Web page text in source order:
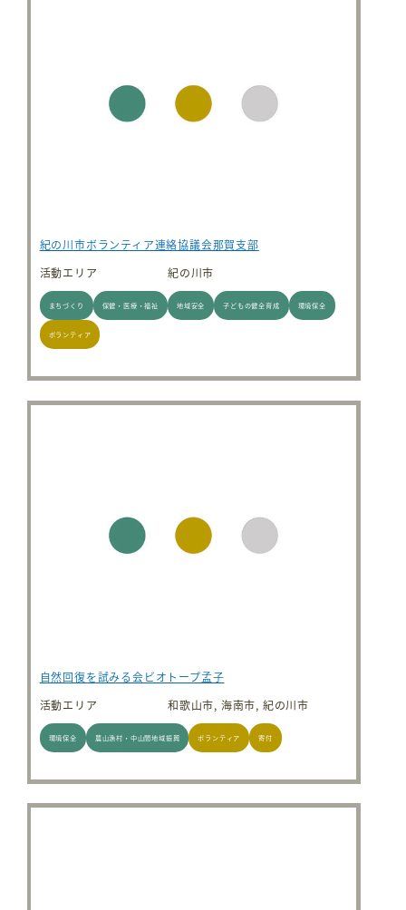
紀の川市ボランティア連絡協議会那賀支部
活動エリア
紀の川市
まちづくり 保健・医療・福祉 地域安全 子どもの健全育成 環境保全
ボランティア
自然回復を試みる会ビオトープ孟子
活動エリア
和歌山市, 海南市, 紀の川市
環境保全 農山漁村・中山間地域振興 ボランティア 寄付